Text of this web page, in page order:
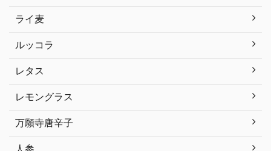
ライ麦
ルッコラ
レタス
レモングラス
万願寺唐辛子
人参